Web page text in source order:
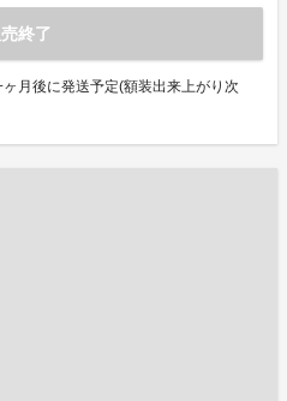
終了
月後に発送予定(額装出来上がり次